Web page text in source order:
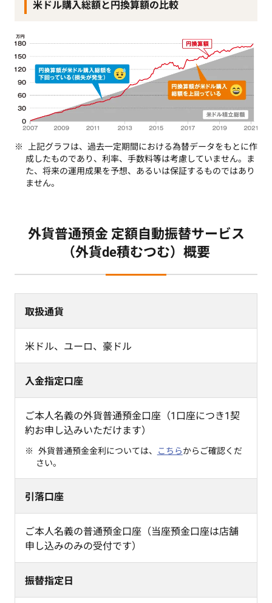
米ドル購入総額と円換算額の比較
上記グラフは、過去一定期間における為替データをもとに作
成したものであり、利率、手数料等は考慮していません。ま
た、将来の運用成果を予想、あるいは保証するものではあり
ません。
外貨普通預金 定額自動振替サービス
（外貨de積むつむ）概要
取扱通貨
米ドル、ユーロ、豪ドル
入金指定口座
ご本人名義の外貨普通預金口座（1口座につき1契
約お申し込みいただけます）
外貨普通預金金利については、 こちらからご確認くだ
さい。
引落口座
ご本人名義の普通預金口座（当座預金口座は店舗
申し込みのみの受付です）
振替指定日